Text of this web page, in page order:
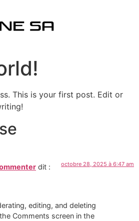
This is your first post. Edit or
dit : octobre 28, 2025 à 6:47 am
editing, and deleting
Comments screen in the